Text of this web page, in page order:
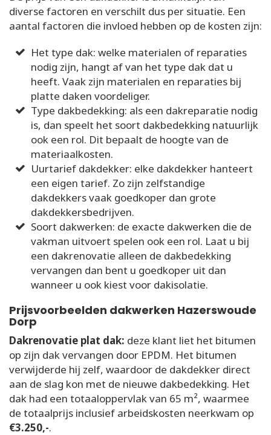
diverse factoren en verschilt dus per situatie. Een
aantal factoren die invloed hebben op de kosten zijn:
Het type dak: welke materialen of reparaties
nodig zijn, hangt af van het type dak dat u
heeft. Vaak zijn materialen en reparaties bij
platte daken voordeliger.
Type dakbedekking: als een dakreparatie nodig
is, dan speelt het soort dakbedekking natuurlijk
ook een rol. Dit bepaalt de hoogte van de
materiaalkosten.
Uurtarief dakdekker: elke dakdekker hanteert
een eigen tarief. Zo zijn zelfstandige
dakdekkers vaak goedkoper dan grote
dakdekkersbedrijven.
Soort dakwerken: de exacte dakwerken die de
vakman uitvoert spelen ook een rol. Laat u bij
een dakrenovatie alleen de dakbedekking
vervangen dan bent u goedkoper uit dan
wanneer u ook kiest voor dakisolatie.
Prijsvoorbeelden dakwerken Hazerswoude
Dorp
Dakrenovatie plat dak: deze klant liet het bitumen
op zijn dak vervangen door EPDM. Het bitumen
verwijderde hij zelf, waardoor de dakdekker direct
aan de slag kon met de nieuwe dakbedekking. Het
dak had een totaaloppervlak van 65 m², waarmee
de totaalprijs inclusief arbeidskosten neerkwam op
€3.250,-.